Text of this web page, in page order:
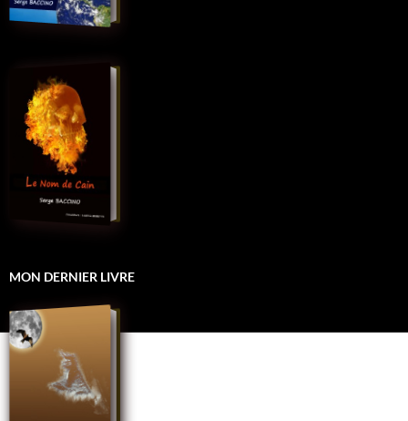
MON DERNIER LIVRE